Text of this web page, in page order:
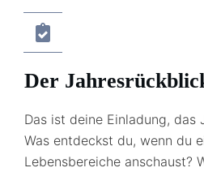
Der
Das ist deine Einladung, das
Was entdeckst du, wenn du
Lebensbereiche anschaust?